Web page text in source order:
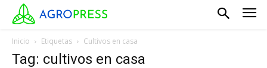
Inicio Etiquetas Cultivos en casa
Tag: cultivos en casa